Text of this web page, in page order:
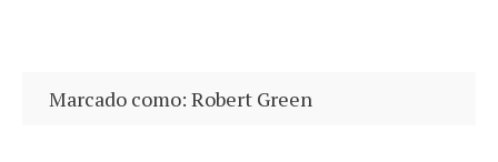
para
Marcado como: Robert Green